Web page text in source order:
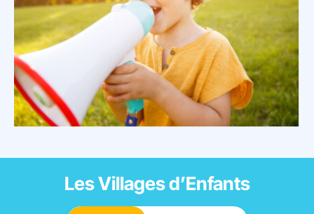
Les Villages d’Enfants